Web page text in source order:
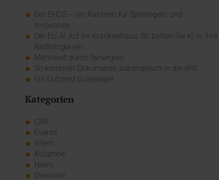
Der EHDS – ein Rahmen für Spielregeln und
Innovation
Der EU AI Act im Krankenhaus: So betten Sie KI in Ihre
Radiologie ein
Mehrwert durch Synergien
So kommen Dokumente automatisch in die ePA
Ein Dutzend Gütesiegel
Kategorien
CSR
Events
Intern
Kolumne
News
Overview